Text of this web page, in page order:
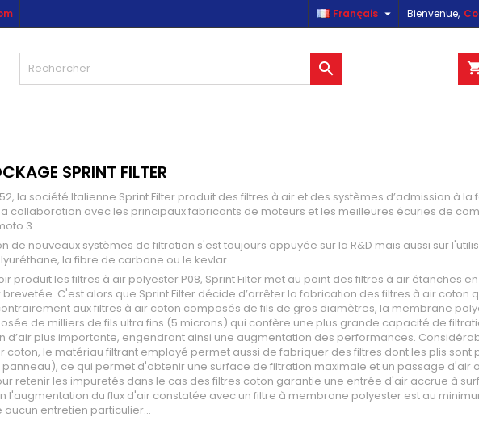
Bienvenue,
Français 

SPRINT FILTER
la société Italienne Sprint Filter produit des filtres à air et des systèmes d’admission à
collaboration avec les principaux fabricants de moteurs et les meilleures écuries de
3.
de nouveaux systèmes de filtration s'est toujours appuyée sur la R&D mais aussi sur
la fibre de carbone ou le kevlar.
produit les filtres à air polyester P08, Sprint Filter met au point des filtres à air étanches
C'est alors que Sprint Filter décide d’arrêter la fabrication des filtres à air
aux filtres à air coton composés de fils de gros diamètres, la membrane
de milliers de fils ultra fins (5 microns) qui confère une plus grande capacité de
d’air plus importante, engendrant ainsi une augmentation des performances.
coton, le matériau filtrant employé permet aussi de fabriquer des filtres dont les plis sont
ce qui permet d'obtenir une surface de filtration maximale et un passage d'air
retenir les impuretés dans le cas des filtres coton garantie une entrée d'air accrue à
l'augmentation du flux d'air constatée avec un filtre à membrane polyester est au
aucun entretien particulier...
listes d'envies
Créer une nouvelle liste
une liste d'envies
Annuler
devez être connecté pour ajouter des produits à votre liste